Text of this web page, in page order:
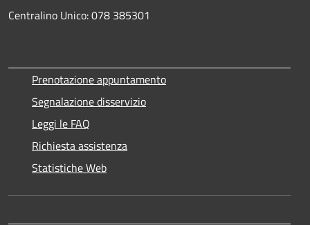
Centralino Unico: 078 385301
Prenotazione appuntamento
Segnalazione disservizio
Leggi le FAQ
Richiesta assistenza
Statistiche Web